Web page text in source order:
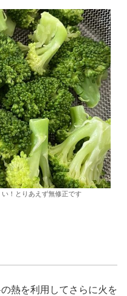
！とりあえず無修正です
熱を利用してさらに火を